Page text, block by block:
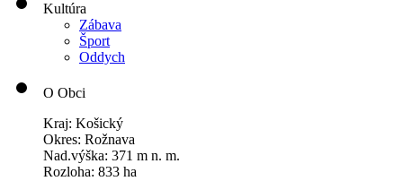
Kultúra
Zábava
Šport
Oddych
O Obci
Kraj: Košický
Okres: Rožnava
Nad.výška: 371 m n. m.
Rozloha: 833 ha